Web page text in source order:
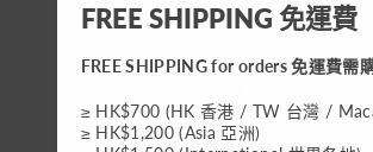
貨
FREE SHIPPING 免運費
FREE SHIPPING for orders 免運費需
≥ HK$700 (HK 香港 / TW 台灣 /
≥ HK$1,200 (Asia 亞洲)